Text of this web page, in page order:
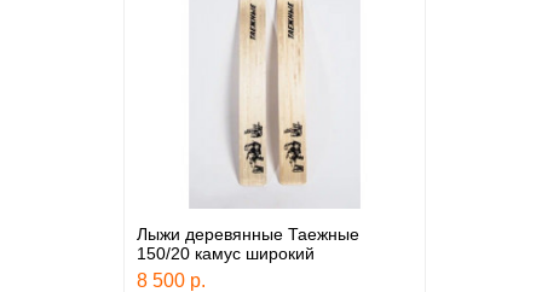
Лыжи деревянные Таежные
150/20 камус широкий
8 500 р.